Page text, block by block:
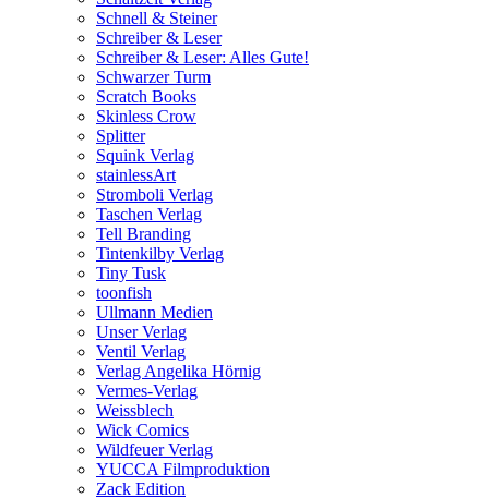
Schnell & Steiner
Schreiber & Leser
Schreiber & Leser: Alles Gute!
Schwarzer Turm
Scratch Books
Skinless Crow
Splitter
Squink Verlag
stainlessArt
Stromboli Verlag
Taschen Verlag
Tell Branding
Tintenkilby Verlag
Tiny Tusk
toonfish
Ullmann Medien
Unser Verlag
Ventil Verlag
Verlag Angelika Hörnig
Vermes-Verlag
Weissblech
Wick Comics
Wildfeuer Verlag
YUCCA Filmproduktion
Zack Edition